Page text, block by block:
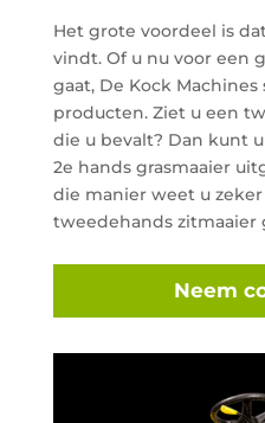
Het grote voordeel is
vindt. Of u nu voor een
gaat, De Kock
producten. Ziet u een
die u bevalt? Dan kunt
2e hands grasmaaier
die manier weet u
tweedehands zitmaaier
Neem